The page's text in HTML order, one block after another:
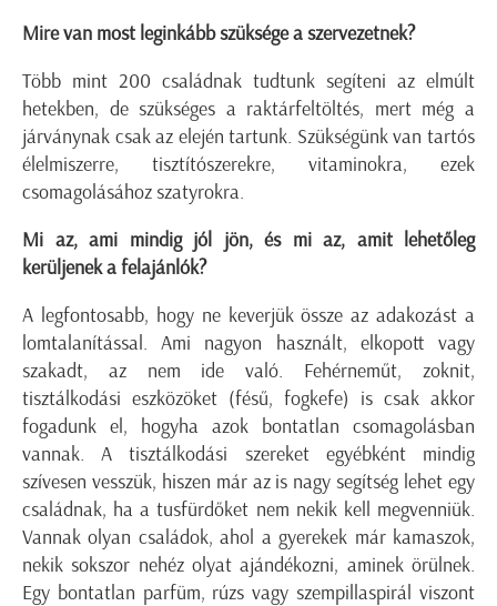
Mire van most leginkább szüksége a szervezetnek?
Több mint 200 családnak tudtunk segíteni az elmúlt
hetekben, de szükséges a raktárfeltöltés, mert még a
járványnak csak az elején tartunk. Szükségünk van tartós
élelmiszerre, tisztítószerekre, vitaminokra, ezek
csomagolásához szatyrokra.
Mi az, ami mindig jól jön, és mi az, amit lehetőleg
kerüljenek a felajánlók?
A legfontosabb, hogy ne keverjük össze az adakozást a
lomtalanítással. Ami nagyon használt, elkopott vagy
szakadt, az nem ide való. Fehérneműt, zoknit,
tisztálkodási eszközöket (fésű, fogkefe) is csak akkor
fogadunk el, hogyha azok bontatlan csomagolásban
vannak. A tisztálkodási szereket egyébként mindig
szívesen vesszük, hiszen már az is nagy segítség lehet egy
családnak, ha a tusfürdőket nem nekik kell megvenniük.
Vannak olyan családok, ahol a gyerekek már kamaszok,
nekik sokszor nehéz olyat ajándékozni, aminek örülnek.
Egy bontatlan parfüm, rúzs vagy szempillaspirál viszont